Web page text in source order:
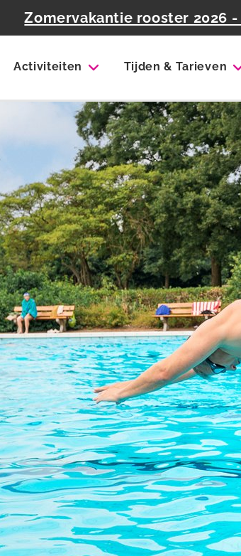
Zomervakantie rooster 2026
Activiteiten Tijden & Tarieven